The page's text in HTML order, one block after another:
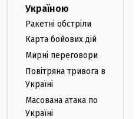
Україною
Ракетні обстріли
Карта бойових дій
Мирні переговори
Повітряна тривога в
Україні
Масована атака по
Україні